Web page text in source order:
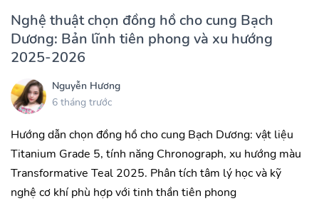
Nghệ thuật chọn đồng hồ cho cung Bạch
Dương: Bản lĩnh tiên phong và xu hướng
2025-2026
Nguyễn Hương
6 tháng trước
Hướng dẫn chọn đồng hồ cho cung Bạch Dương: vật liệu
Titanium Grade 5, tính năng Chronograph, xu hướng màu
Transformative Teal 2025. Phân tích tâm lý học và kỹ
nghệ cơ khí phù hợp với tinh thần tiên phong